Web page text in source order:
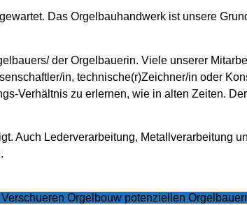
Das Orgelbauhandwerk ist unsere
der Orgelbauerin. Viele unserer
in, technische(r)Zeichner/in oder
Verhältnis zu erlernen, wie in alten Zeiten.
Auch Lederverarbeitung, Metallverarbeitung
Orgelbouw potenziellen